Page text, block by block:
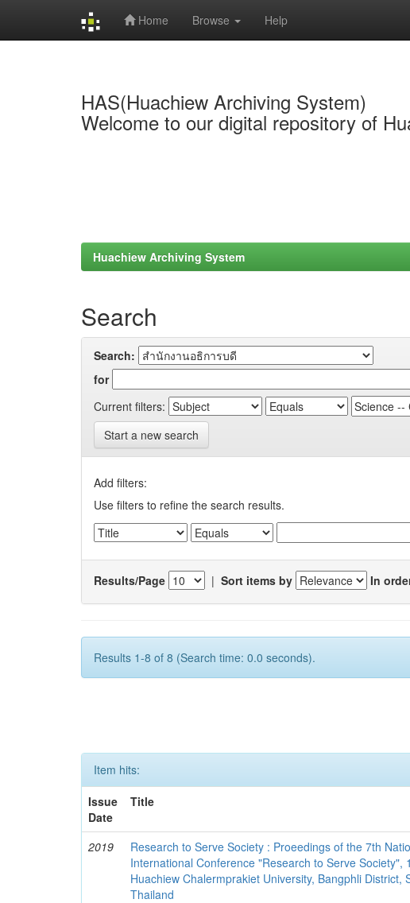
Home Browse Help
HAS(Huachiew Archiving System)
Welcome to our digital repository of
Huachiew Archiving System
Search
Search:
for
Current filters:
Start a new search
Add filters:
Use filters to refine the search results.
Results/Page | Sort items by In
Results 1-8 of 8 (Search time: 0.0 seconds).
Item hits:
Issue
Date
Title
2019
Research to Serve Society : Proeedings of the 7th
International Conference "Research to Serve Society",
Huachiew Chalermprakiet University, Bangphli District,
Thailand